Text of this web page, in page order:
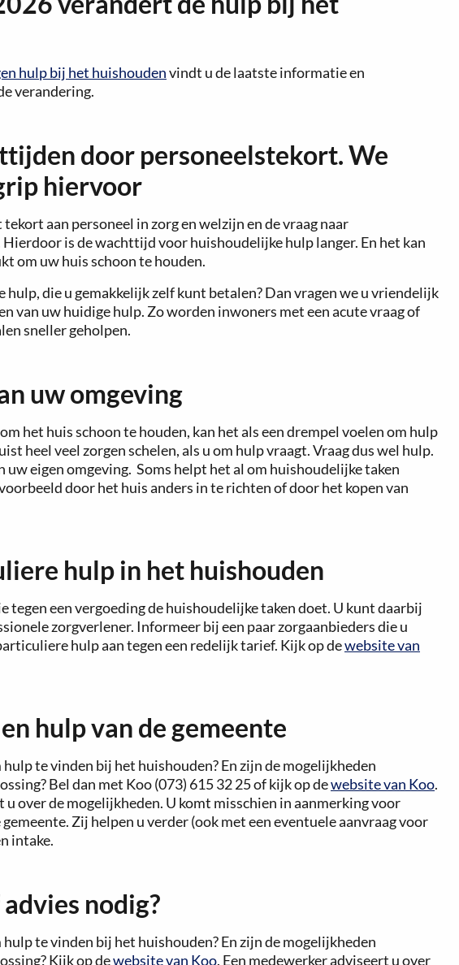
hulp bij het huishoudenvindt u de laatste informatie en
verandering.
door personeelstekort. We
hiervoor
aan personeel in zorg en welzijn en de vraag naar
is de wachttijd voor huishoudelijke hulp langer. En het kan
om uw huis schoon te houden.
hulp, die u gemakkelijk zelf kunt betalen? Dan vragen we u vriendelijk
van uw huidige hulp. Zo worden inwoners met een acute vraag of
sneller geholpen.
uw omgeving
het huis schoon te houden, kan het als een drempel voelen om hulp
heel veel zorgen schelen, als u om hulp vraagt. Vraag dus wel hulp.
uw eigen omgeving. Soms helpt het al om huishoudelijke taken
door het huis anders in te richten of door het kopen van
hulp in het huishouden
tegen een vergoeding de huishoudelijke taken doet. U kunt daarbij
zorgverlener. Informeer bij een paar zorgaanbieders die u
hulp aan tegen een redelijk tarief. Kijk op dewebsite van
hulp van de gemeente
te vinden bij het huishouden? En zijn de mogelijkheden
Bel dan met Koo (073) 615 32 25 of kijk op dewebsite van Koo.
u over de mogelijkheden. U komt misschien in aanmerking voor
Zij helpen u verder (ook met een eventuele aanvraag voor
intake.
nodig?
te vinden bij het huishouden? En zijn de mogelijkheden
Kijk op dewebsite van Koo. Een medewerker adviseert u over